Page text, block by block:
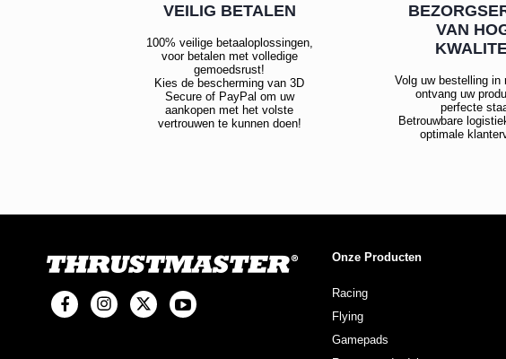
VEILIG BETALEN
100% veilige betaaloplossingen,
voor betalen met volledige
gemoedsrust!
Kies de bescherming van 3D
Secure of PayPal om uw
aankopen met het volste
vertrouwen te kunnen doen!
VAN
Volg uw bestelling in
ontvang uw
perfecte
Betrouwbare
optimale
Onze Producten
Racing
Flying
Gamepads